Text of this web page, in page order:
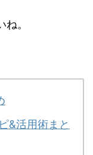
。
&活用術まと